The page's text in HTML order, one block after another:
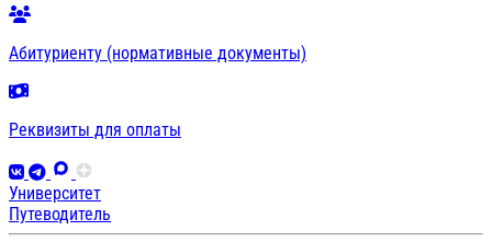
Абитуриенту (нормативные документы)
Реквизиты для оплаты
Университет
Путеводитель